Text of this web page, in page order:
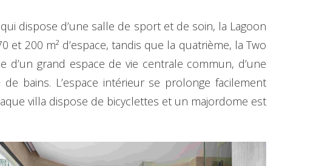
dispose d’une salle de sport et de soin, la Lagoon
200 m² d’espace, tandis que la quatrième, la Two
grand espace de vie centrale commun, d’une
bains. L’espace intérieur se prolonge facilement
villa dispose de bicyclettes et un majordome est